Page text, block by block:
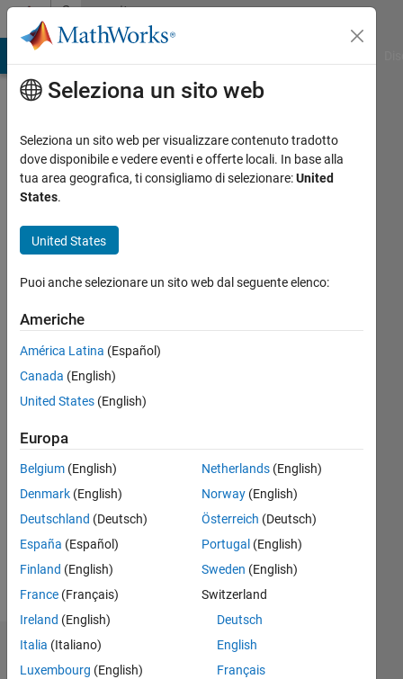
Vai al contenutoCommunity
Profile
Muhammad
Sadiq
Buitems
Last
oltre 4
Attivo
dal 2020
Following:
Follow
#JuGi(K)
Dashboard
Seleziona un sito web
Seleziona un sito web per visualizzare contenuto tradotto
dove disponibile e vedere eventi e offerte locali. In base alla
tua area geografica, ti consigliamo di selezionare:United
States.
United States
Puoi anche selezionare un sito web dal seguente elenco:
Americhe
América Latina (Español)
Canada (English)
United States (English)
Europa
Belgium (English)
Denmark (English)
Deutschland (Deutsch)
España (Español)
Finland (English)
France (Français)
Ireland (English)
Italia (Italiano)
Luxembourg (English)
Netherlands(English)
Norway(English)
Österreich (Deutsch)
Portugal (English)
Sweden (English)
Switzerland
Deutsch
English
Français